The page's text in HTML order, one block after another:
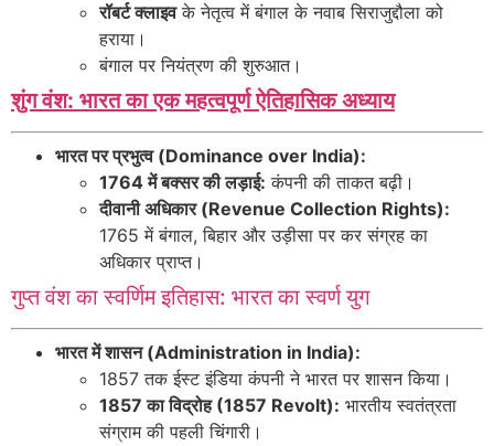
रॉबर्ट क्लाइवके नेतृत्व में बंगाल के नवाब सिराजुद्दौला को
हराया।
बंगाल पर नियंत्रण की शुरुआत।
शुंग वंश: भारत का एक महत्वपूर्ण ऐतिहासिक अध्याय
भारत पर प्रभुत्व (Dominance over India):
1764 में बक्सर की लड़ाई: कंपनी की ताकत बढ़ी।
दीवानी अधिकार (Revenue Collection Rights):
1765 में बंगाल, बिहार और उड़ीसा पर कर संग्रह का
अधिकार प्राप्त।
गुप्त वंश का स्वर्णिम इतिहास: भारत का स्वर्ण युग
भारत में शासन (Administration in India):
1857 तक ईस्ट इंडिया कंपनी ने भारत पर शासन किया।
1857 का विद्रोह (1857 Revolt): भारतीय स्वतंत्रता
संग्राम की पहली चिंगारी।